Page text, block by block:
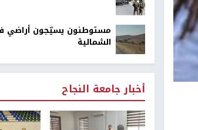
مستوطنون يسيّجون أراضي
الشمالية
أخبار جامعة النجاح